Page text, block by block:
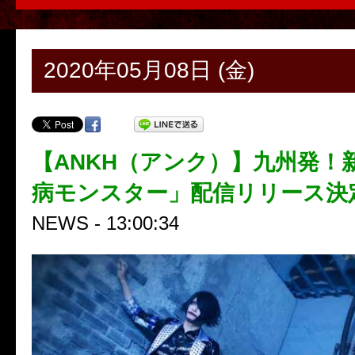
2020年05月08日 (金)
【ANKH（アンク）】九州発！
病モンスター」配信リリース決
NEWS - 13:00:34